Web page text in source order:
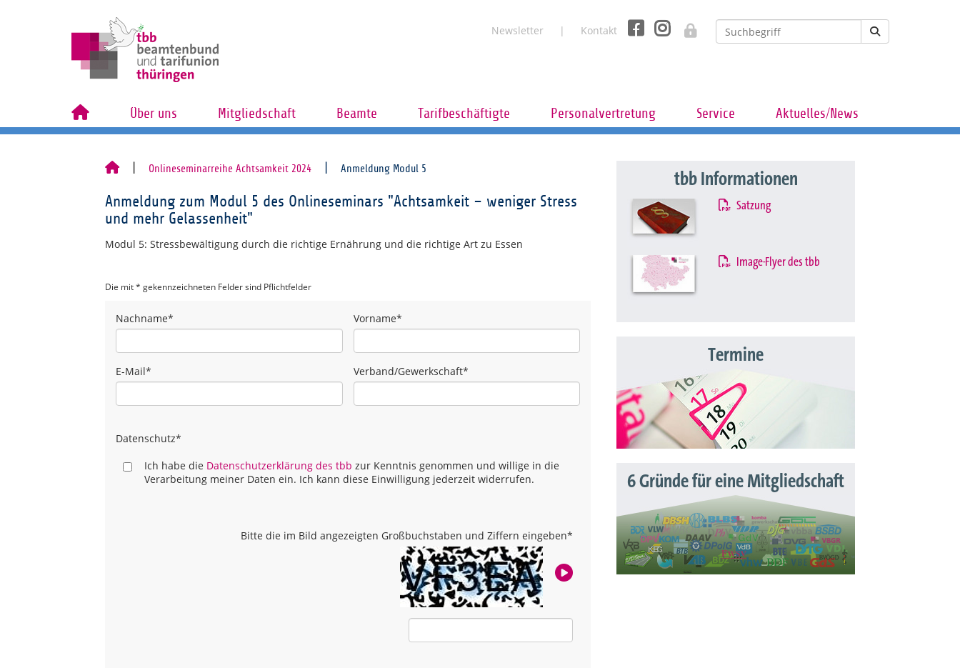
Newsletter Kontakt
Über uns Mitgliedschaft Beamte Tarifbeschäftigte Personalvertretung Service Aktuelles/News
Onlineseminarreihe Achtsamkeit 2024 Anmeldung Modul 5
Anmeldung zum Modul 5 des Onlineseminars "Achtsamkeit – weniger Stress
und mehr Gelassenheit"
Modul 5: Stressbewältigung durch die richtige Ernährung und die richtige Art zu Essen
Die mit * gekennzeichneten Felder sind Pflichtfelder
Nachname* Vorname*
E-Mail* Verband/Gewerkschaft*
Datenschutz*
Ich habe die Datenschutzerklärung des tbb zur Kenntnis genommen und willige in die
Verarbeitung meiner Daten ein. Ich kann diese Einwilligung jederzeit widerrufen.
Bitte die im Bild angezeigten Großbuchstaben und Ziffern eingeben*
tbb Informationen
Satzung
Image-Flyer des tbb
Termine
6 Gründe für eine Mitgliedschaft